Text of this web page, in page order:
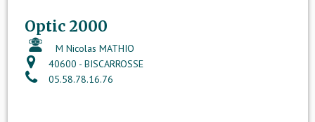
Optic 2000
M Nicolas MATHIO
40600 - BISCARROSSE
05.58.78.16.76